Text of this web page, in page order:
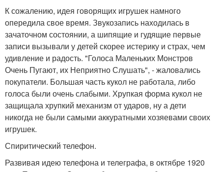
К сожалению, идея говорящих игрушек намного
опередила свое время. Звукозапись находилась в
зачаточном состоянии, а шипящие и гудящие первые
записи вызывали у детей скорее истерику и страх, чем
удивление и радость. "Голоса Маленьких Монстров
Очень Пугают, их Неприятно Слушать", - жаловались
покупатели. Большая часть кукол не работала, либо
голоса были очень слабыми. Хрупкая форма кукол не
защищала хрупкий механизм от ударов, ну а дети
никогда не были самыми аккуратными хозяевами своих
игрушек.
Спиритический телефон.
Развивая идею телефона и телеграфа, в октябре 1920